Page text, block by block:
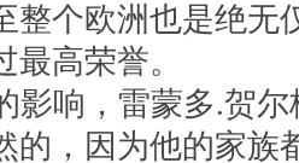
整个欧洲也是绝无
最高荣誉。
响，雷蒙多.贺尔
的，因为他的家族